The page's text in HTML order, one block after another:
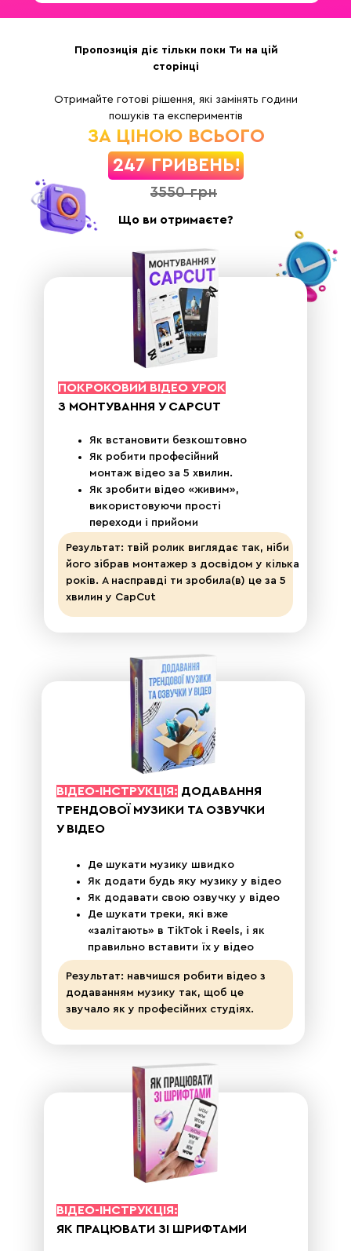
Пропозиція діє тільки поки Ти на цій
сторінці
Отримайте готові рішення, які замінять години
пошуків та експериментів
Що ви отримаєте?
ЗА ЦІНОЮ ВСЬОГО
247 ГРИВЕНЬ!
ПОКРОКОВИЙ ВІДЕО УРОК
З МОНТУВАННЯ У CAPCUT
Як встановити безкоштовно
Як робити професійний
монтаж відео за 5 хвилин.
Як зробити відео «живим»,
використовуючи прості
переходи і прийоми
ВІДЕО-ІНСТРУКЦІЯ: ДОДАВАННЯ
ТРЕНДОВОЇ МУЗИКИ ТА ОЗВУЧКИ
У ВІДЕО
Де шукати музику швидко
Як додати будь яку музику у відео
Як додавати свою озвучку у відео
Де шукати треки, які вже
«залітають» в TikTok і Reels, і як
правильно вставити їх у відео
3550 грн
ВІДЕО-ІНСТРУКЦІЯ:
ЯК ПРАЦЮВАТИ ЗІ ШРИФТАМИ
Результат: твій ролик виглядає так, ніби
його зібрав монтажер з досвідом у кілька
років. А насправді ти зробила(в) це за 5
хвилин у CapCut
Результат: навчишся робити відео з
додаванням музику так, щоб це
звучало як у професійних студіях.